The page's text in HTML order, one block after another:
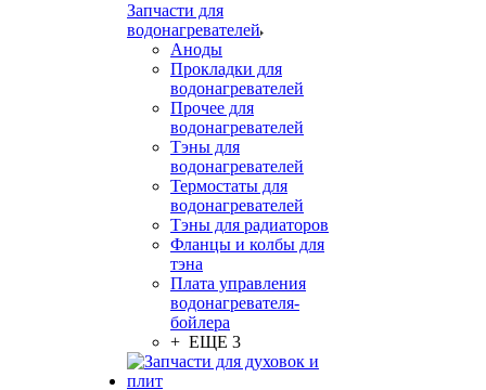
Запчасти для
водонагревателей
Аноды
Прокладки для
водонагревателей
Прочее для
водонагревателей
Тэны для
водонагревателей
Термостаты для
водонагревателей
Тэны для радиаторов
Фланцы и колбы для
тэна
Плата управления
водонагревателя-
бойлера
+ ЕЩЕ 3